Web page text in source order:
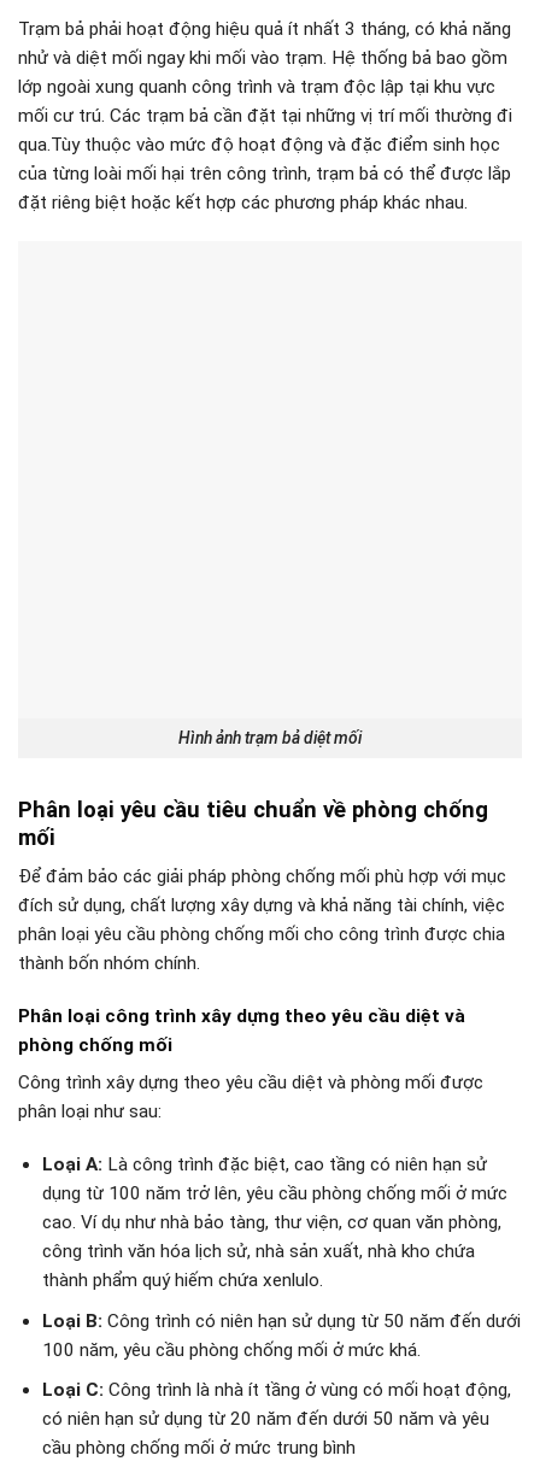
Trạm bả phải hoạt động hiệu quả ít nhất 3 tháng, có khả năng
nhử và diệt mối ngay khi mối vào trạm. Hệ thống bả bao gồm
lớp ngoài xung quanh công trình và trạm độc lập tại khu vực
mối cư trú. Các trạm bả cần đặt tại những vị trí mối thường đi
qua.Tùy thuộc vào mức độ hoạt động và đặc điểm sinh học
của từng loài mối hại trên công trình, trạm bả có thể được lắp
đặt riêng biệt hoặc kết hợp các phương pháp khác nhau.
Hình ảnh trạm bả diệt mối
Phân loại yêu cầu tiêu chuẩn về phòng chống
mối
Để đảm bảo các giải pháp phòng chống mối phù hợp với mục
đích sử dụng, chất lượng xây dựng và khả năng tài chính, việc
phân loại yêu cầu phòng chống mối cho công trình được chia
thành bốn nhóm chính.
Phân loại công trình xây dựng theo yêu cầu diệt và
phòng chống mối
Công trình xây dựng theo yêu cầu diệt và phòng mối được
phân loại như sau:
Loại A: Là công trình đặc biệt, cao tầng có niên hạn sử
dụng từ 100 năm trở lên, yêu cầu phòng chống mối ở mức
cao. Ví dụ như nhà bảo tàng, thư viện, cơ quan văn phòng,
công trình văn hóa lịch sử, nhà sản xuất, nhà kho chứa
thành phẩm quý hiếm chứa xenlulo.
Loại B: Công trình có niên hạn sử dụng từ 50 năm đến dưới
100 năm, yêu cầu phòng chống mối ở mức khá.
Loại C: Công trình là nhà ít tầng ở vùng có mối hoạt động,
có niên hạn sử dụng từ 20 năm đến dưới 50 năm và yêu
cầu phòng chống mối ở mức trung bình